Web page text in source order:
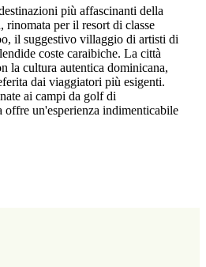
più affascinanti della
per il resort di classe
il suggestivo villaggio di artisti di
coste caraibiche. La città
la cultura autentica dominicana,
dai viaggiatori più esigenti.
ai campi da golf di
offre un'esperienza indimenticabile